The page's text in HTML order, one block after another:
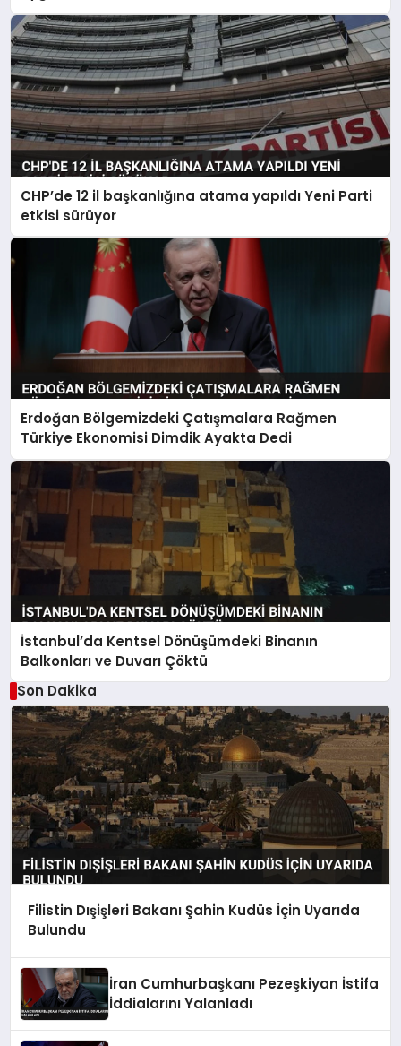
CHP’de 12 il başkanlığına atama yapıldı Yeni Parti
etkisi sürüyor
Erdoğan Bölgemizdeki Çatışmalara Rağmen
Türkiye Ekonomisi Dimdik Ayakta Dedi
İstanbul’da Kentsel Dönüşümdeki Binanın
Balkonları ve Duvarı Çöktü
Son Dakika
Filistin Dışişleri Bakanı Şahin Kudüs İçin Uyarıda
Bulundu
İran Cumhurbaşkanı Pezeşkiyan İstifa
İddialarını Yalanladı